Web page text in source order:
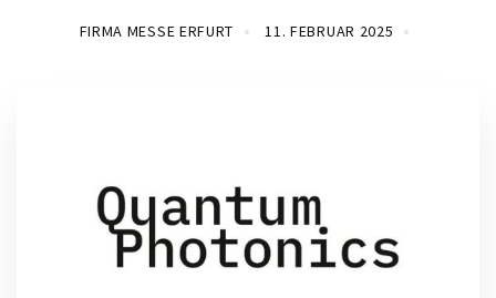
FIRMA MESSE ERFURT 11. FEBRUAR 2025